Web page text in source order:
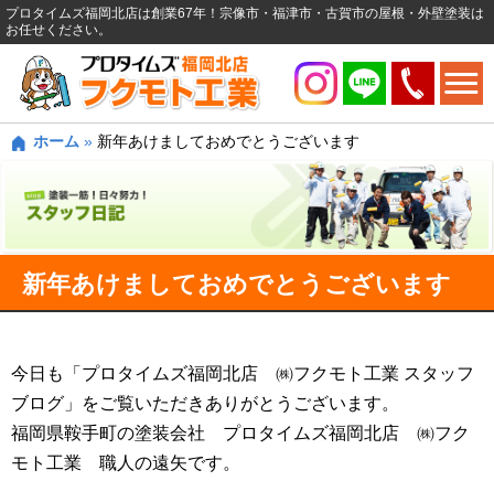
プロタイムズ福岡北店は創業67年！宗像市・福津市・古賀市の屋根・外壁塗装は
お任せください。
ホーム » 新年あけましておめでとうございます
新年あけましておめでとうございます
今日も「プロタイムズ福岡北店 ㈱フクモト工業 スタッフ
ブログ」をご覧いただきありがとうございます。
福岡県鞍手町の塗装会社 プロタイムズ福岡北店 ㈱フク
モト工業 職人の遠矢です。